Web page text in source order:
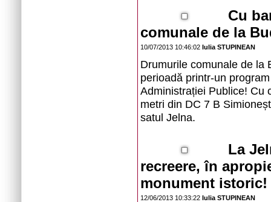
Cu
comunale de la
10/07/2013 10:46:02 Iulia STUPINEAN
Drumurile comunale de la
perioadă printr-un
Administrației Publice! Cu
metri din DC 7 B
satul Jelna.
La
recreere, în
monument istoric!
12/06/2013 10:33:22 Iulia STUPINEAN